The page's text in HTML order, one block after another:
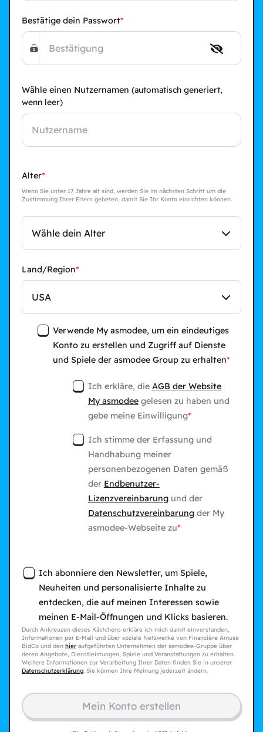
Bestätige dein Passwort
Wähle einen Nutzernamen (automatisch generiert,
wenn leer)
Alter
Wenn Sie unter 17 Jahre alt sind, werden Sie im nächsten Schritt um die
Zustimmung Ihrer Eltern gebeten, damit Sie Ihr Konto einrichten können.
Wähle dein Alter
Land/Region
USA
Verwende My asmodee, um ein eindeutiges
Konto zu erstellen und Zugriff auf Dienste
und Spiele der asmodee Group zu erhalten
Ich erkläre, die AGB der Website
My asmodeegelesen zu haben und
gebe meine Einwilligung
Ich stimme der Erfassung und
Handhabung meiner
personenbezogenen Daten gemäß
der Endbenutzer-
Lizenzvereinbarungund der
Datenschutzvereinbarungder My
asmodee-Webseite zu
Ich abonniere den Newsletter, um Spiele,
Neuheiten und personalisierte Inhalte zu
entdecken, die auf meinen Interessen sowie
meinen E-Mail-Öffnungen und Klicks basieren.
Durch Ankreuzen dieses Kästchens erkläre ich mich damit einverstanden,
Informationen per E-Mail und über soziale Netzwerke von Financière Amuse
BidCo und den hier aufgeführten Unternehmen der asmodee-Gruppe über
deren Angebote, Dienstleistungen, Spiele und Veranstaltungen zu erhalten.
Weitere Informationen zur Verarbeitung Ihrer Daten finden Sie in unserer
Datenschutzerklärung. Sie können Ihre Meinung jederzeit ändern.
Mein Konto erstellen​